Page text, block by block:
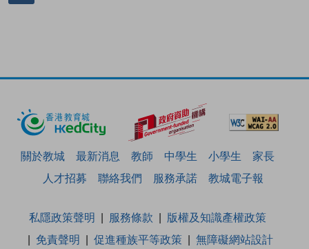
關於教城 最新消息 教師 中學生 小學生
家長
人才招募
聯絡我們 服務承諾 教城電子報
私隱政策聲明 服務條款
版權及知識產權政策
免責聲明
促進種族平等政策 無障礙網站設計